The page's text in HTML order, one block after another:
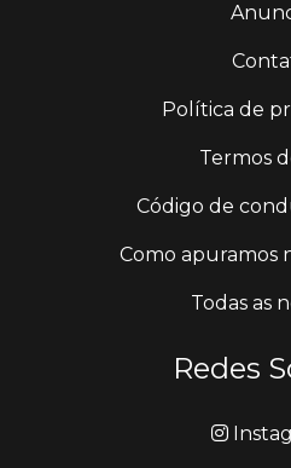
Política de
Termos
Código de
Como apuramos
Todas as
Redes